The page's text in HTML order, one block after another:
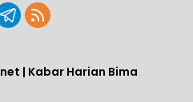
| Kabar Harian Bima